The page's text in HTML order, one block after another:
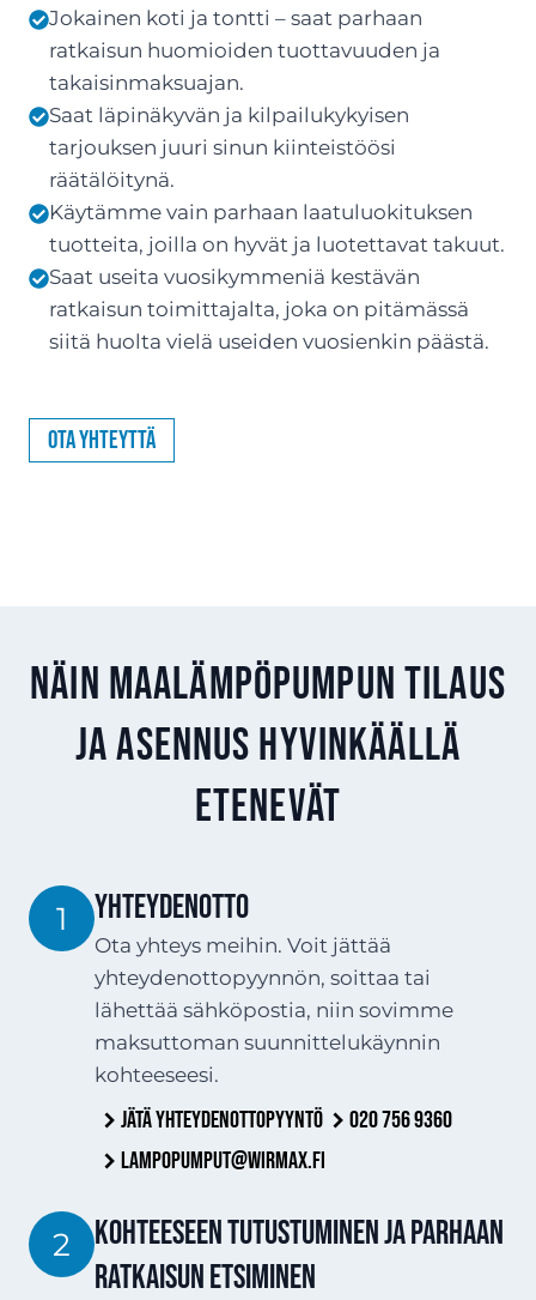
Jokainen koti ja tontti – saat parhaan
ratkaisun huomioiden tuottavuuden ja
takaisinmaksuajan.
Saat läpinäkyvän ja kilpailukykyisen
tarjouksen juuri sinun kiinteistöösi
räätälöitynä.
Käytämme vain parhaan laatuluokituksen
tuotteita, joilla on hyvät ja luotettavat takuut.
Saat useita vuosikymmeniä kestävän
ratkaisun toimittajalta, joka on pitämässä
siitä huolta vielä useiden vuosienkin päästä.
Ota yhteyttä
Näin maalämpöpumpun tilaus
ja asennus Hyvinkäällä
etenevät
1 YHTEYDENOTTO
Ota yhteys meihin. Voit jättää
yhteydenottopyynnön, soittaa tai
lähettää sähköpostia, niin sovimme
maksuttoman suunnittelukäynnin
kohteeseesi.
Jätä yhteydenottopyyntö
020 756 9360
lampopumput@wirmax.fi
2
Kohteeseen tutustuminen ja parhaan
ratkaisun etsiminen